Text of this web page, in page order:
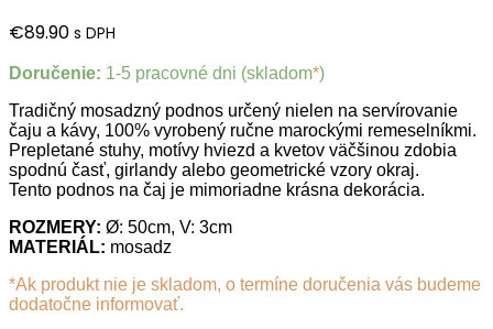
€89.90 s DPH
Doručenie: 1-5 pracovné dni (skladom*)
Tradičný mosadzný podnos určený nielen na servírovanie
čaju a kávy, 100% vyrobený ručne marockými remeselníkmi.
Prepletané stuhy, motívy hviezd a kvetov väčšinou zdobia
spodnú časť, girlandy alebo geometrické vzory okraj.
Tento podnos na čaj je mimoriadne krásna dekorácia.
ROZMERY: Ø: 50cm, V: 3cm
MATERIÁL: mosadz
*Ak produkt nie je skladom, o termíne doručenia vás budeme
dodatočne informovať.